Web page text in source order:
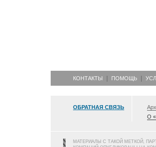
КОНТАКТЫ ПОМОЩЬ
ОБРАТНАЯ СВЯЗЬ
О
МАТЕРИАЛЫ С ТАКОЙ МЕТКОЙ,